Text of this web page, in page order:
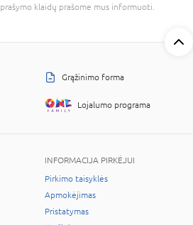
klaidų prašome mus informuoti.
Grąžinimo forma
Lojalumo programa
INFORMACIJA PIRKĖJUI
Pirkimo taisyklės
Apmokėjimas
Pristatymas